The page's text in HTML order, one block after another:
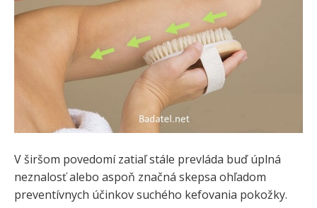
V širšom povedomí zatiaľ stále prevláda buď úplná
neznalosť alebo aspoň značná skepsa ohľadom
preventívnych účinkov suchého kefovania pokožky.